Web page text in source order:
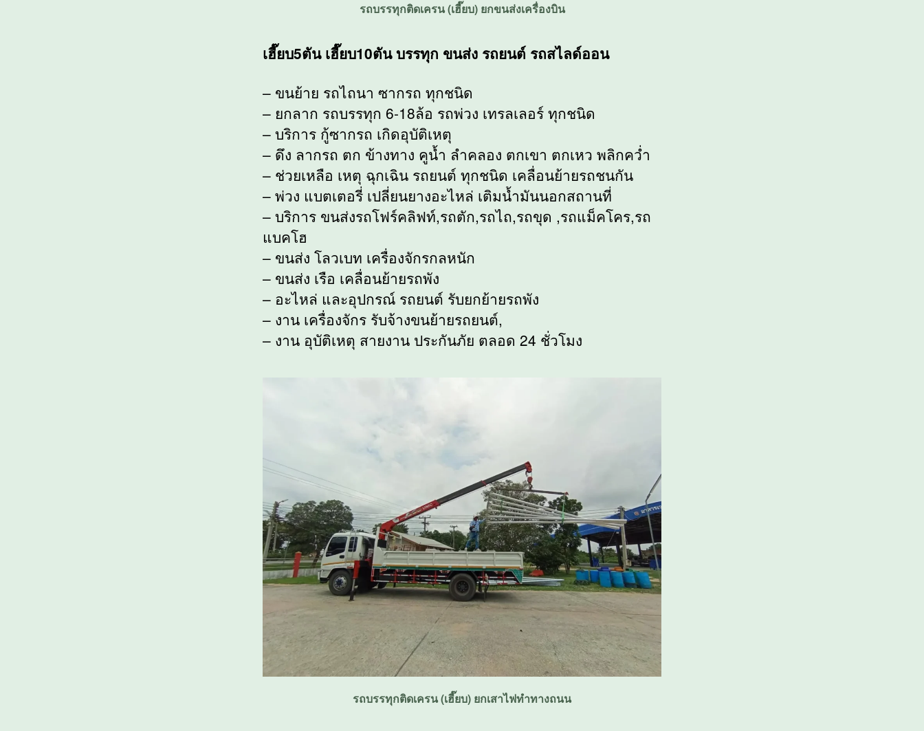
รถบรรทุกติดเครน (เฮี๊ยบ) ยกขนส่งเครื่องบิน
เฮี๊ยบ5ตัน เฮี๊ยบ10ตัน บรรทุก ขนส่ง รถยนต์ รถสไลด์ออน
– ขนย้าย รถไถนา ซากรถ ทุกชนิด
– ยกลาก รถบรรทุก 6-18ล้อ รถพ่วง เทรลเลอร์ ทุกชนิด
– บริการ กู้ซากรถ เกิดอุบัติเหตุ
– ดึง ลากรถ ตก ข้างทาง คูน้ำ ลำคลอง ตกเขา ตกเหว พลิกคว่ำ
– ช่วยเหลือ เหตุ ฉุกเฉิน รถยนต์ ทุกชนิด เคลื่อนย้ายรถชนกัน
– พ่วง แบตเตอรี่ เปลี่ยนยางอะไหล่ เติมน้ำมันนอกสถานที่
– บริการ ขนส่งรถโฟร์คลิฟท์,รถตัก,รถไถ,รถขุด ,รถแม็คโคร,รถ
แบคโฮ
– ขนส่ง โลวเบท เครื่องจักรกลหนัก
– ขนส่ง เรือ เคลื่อนย้ายรถพัง
– อะไหล่ และอุปกรณ์ รถยนต์ รับยกย้ายรถพัง
– งาน เครื่องจักร รับจ้างขนย้ายรถยนต์,
– งาน อุบัติเหตุ สายงาน ประกันภัย ตลอด 24 ชั่วโมง
รถบรรทุกติดเครน (เฮี๊ยบ) ยกเสาไฟทำทางถนน